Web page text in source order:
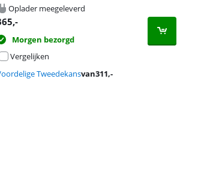
Oplader meegeleverd
,-
Morgen bezorgd
Vergelijken
Tweedekansvan311,-